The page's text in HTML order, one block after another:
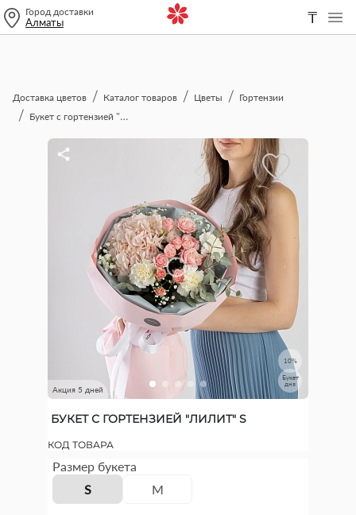
Город доставки
Алматы ₸
Доставка цветов Каталог товаров Цветы
Гортензии
Букет с гортензией "Лилит"
Акция 5 дней
10%
Букет
дня
БУКЕТ С ГОРТЕНЗИЕЙ "ЛИЛИТ" S
КОД ТОВАРА
Размер букета
S
M